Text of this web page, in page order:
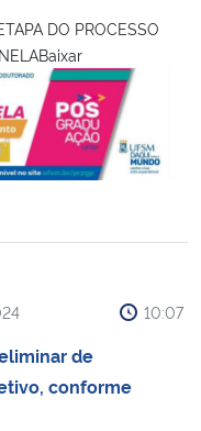
DO PROCESSO
10:07
de
conforme